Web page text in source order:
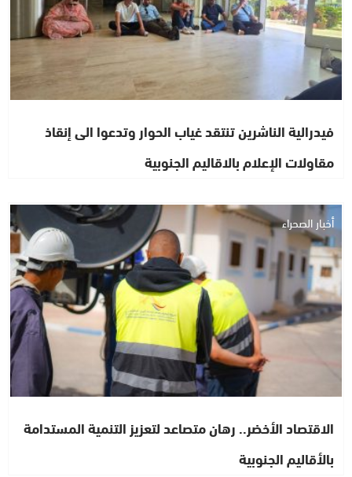
فيدرالية الناشرين تنتقد غياب الحوار وتدعوا الى إنقاذ
مقاولات الإعلام بالاقاليم الجنوبية
أخبار الصحراء
الاقتصاد الأخضر.. رهان متصاعد لتعزيز التنمية المستدامة
بالأقاليم الجنوبية